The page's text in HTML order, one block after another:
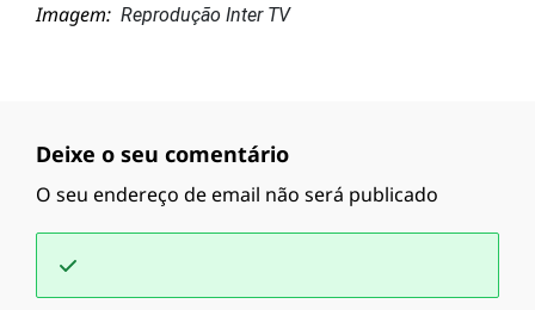
Imagem: Reprodução Inter TV
Deixe o seu comentário
O seu endereço de email não será publicado